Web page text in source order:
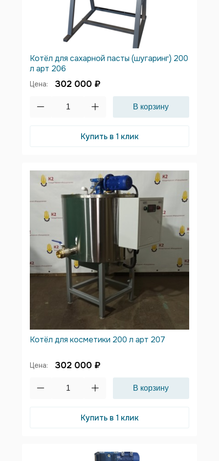
Котёл для сахарной пасты (шугаринг) 200
л арт 206
Цена: 302 000 ₽
Купить в 1 клик
Котёл для косметики 200 л арт 207
Цена: 302 000 ₽
Купить в 1 клик